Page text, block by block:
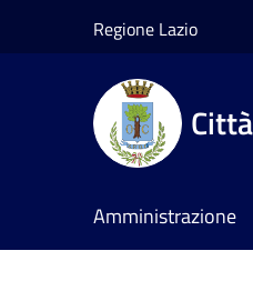
Regione Lazio
Amministrazione